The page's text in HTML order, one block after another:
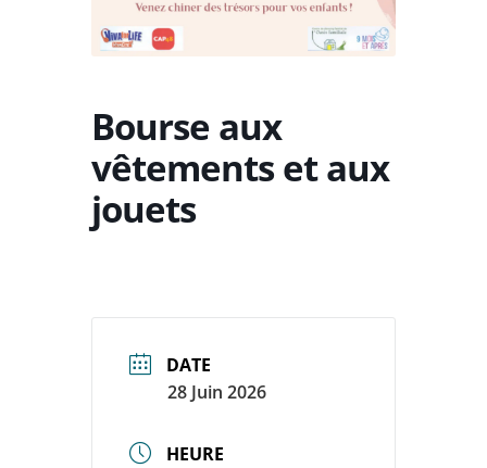
Bourse aux
vêtements et aux
jouets
DATE
28 Juin 2026
HEURE